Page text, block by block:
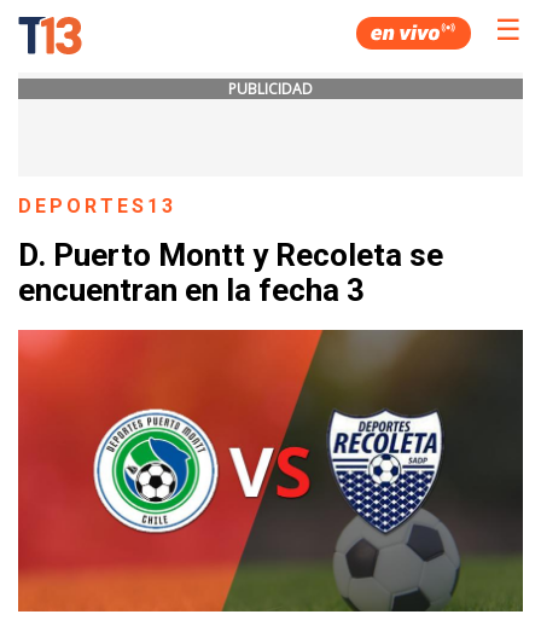
☰
PUBLICIDAD
DEPORTES13
D. Puerto Montt y Recoleta se
encuentran en la fecha 3